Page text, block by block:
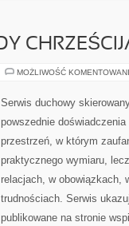
MOŻLIWOŚĆ
Serwis duchowy
powszednie
przestrzeń, w którym
praktycznego wymiaru,
relacjach, w obowiązkach,
trudnościach. Serwis
na stronie